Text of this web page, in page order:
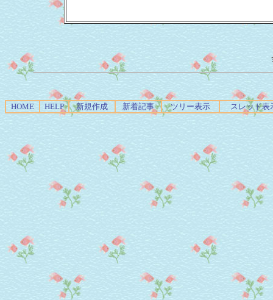
HOME HELP 新規作成 新着記事 ツリー表示 スレッド表